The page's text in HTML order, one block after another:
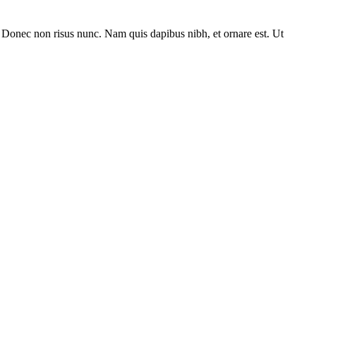
non risus nunc. Nam quis dapibus nibh, et ornare est. Ut